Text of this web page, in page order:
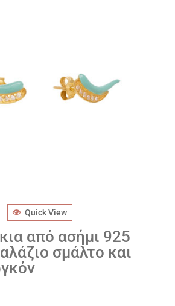
Quick View
από ασήμι 925
σμάλτο και